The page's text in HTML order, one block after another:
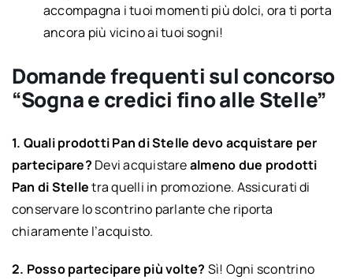
accompagna i tuoi momenti più dolci, ora ti porta
ancora più vicino ai tuoi sogni!
Domande frequenti sul concorso
“Sogna e credici fino alle Stelle”
1. Quali prodotti Pan di Stelle devo acquistare per
partecipare? Devi acquistarealmeno due prodotti
Pan di Stelletra quelli in promozione. Assicurati di
conservare lo scontrino parlante che riporta
chiaramente l’acquisto.
2. Posso partecipare più volte? Sì! Ogni scontrino